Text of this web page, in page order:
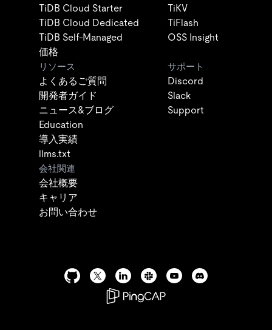
TiDB Cloud Starter
TiDB Cloud Dedicated
TiDB Self-Managed
価格
TiKV
TiFlash
OSS Insight
リソース
よくあるご質問
開発者ガイド
ニュース&ブログ
Education
導入実績
llms.txt
サポート
Discord
Slack
Support
会社関連
会社概要
キャリア
お問い合わせ